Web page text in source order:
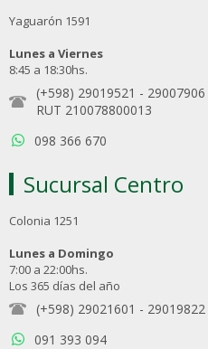
Yaguarón 1591
Lunes a Viernes
8:45 a 18:30hs.
(+598) 29019521 - 29007906
RUT 210078800013
098 366 670
Sucursal Centro
Colonia 1251
Lunes a Domingo
7:00 a 22:00hs.
Los 365 días del año
(+598) 29021601 - 29019822
091 393 094